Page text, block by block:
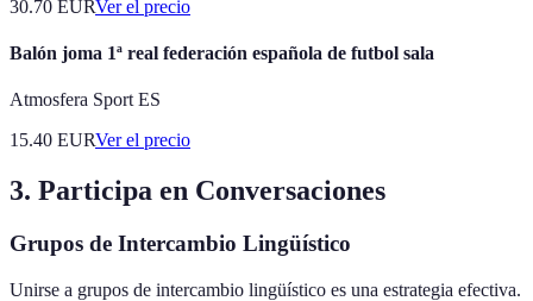
30.70 EURVer el precio
Balón joma 1ª real federación española de futbol sala
Atmosfera Sport ES
15.40 EURVer el precio
3. Participa en Conversaciones
Grupos de Intercambio Lingüístico
Unirse a grupos de intercambio lingüístico es una estrategia efectiva.